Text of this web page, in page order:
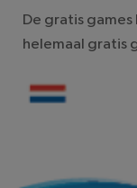
De gratis
helemaal gratis